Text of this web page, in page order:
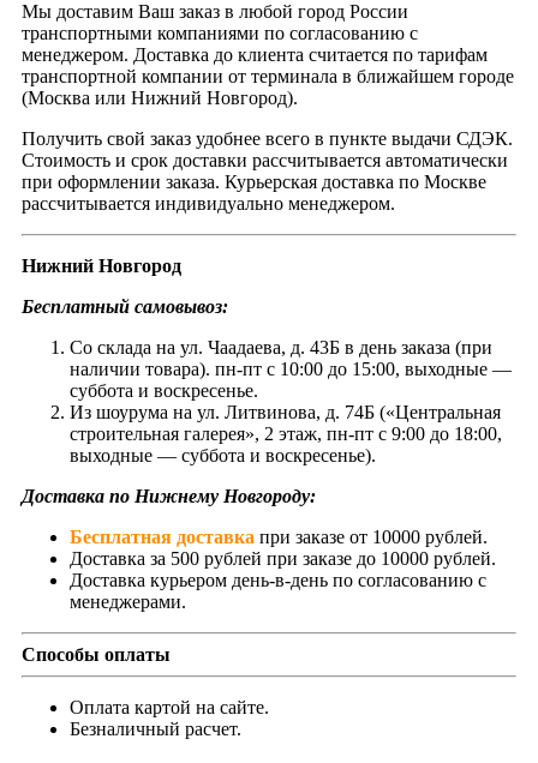
Мы доставим Ваш заказ в любой город России
транспортными компаниями по согласованию с
менеджером. Доставка до клиента считается по тарифам
транспортной компании от терминала в ближайшем городе
(Москва или Нижний Новгород).
Получить свой заказ удобнее всего в пункте выдачи СДЭК.
Стоимость и срок доставки рассчитывается автоматически
при оформлении заказа. Курьерская доставка по Москве
рассчитывается индивидуально менеджером.
Нижний Новгород
Бесплатный самовывоз:
Со склада на ул. Чаадаева, д. 43Б в день заказа (при
наличии товара). пн-пт с 10:00 до 15:00, выходные —
суббота и воскресенье.
Из шоурума на ул. Литвинова, д. 74Б («Центральная
строительная галерея», 2 этаж, пн-пт с 9:00 до 18:00,
выходные — суббота и воскресенье).
Доставка по Нижнему Новгороду:
Бесплатная доставка при заказе от 10000 рублей.
Доставка за 500 рублей при заказе до 10000 рублей.
Доставка курьером день-в-день по согласованию с
менеджерами.
Способы оплаты
Оплата картой на сайте.
Безналичный расчет.